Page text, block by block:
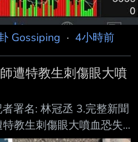
Gossiping · 4小時前
遭特教生刺傷眼大噴
署名: 林冠丞 3.完整新聞
教生刺傷眼大噴血恐失